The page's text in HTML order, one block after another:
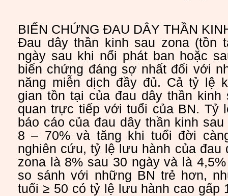
BIẾN CHỨNG ĐAU DÂY THẦN
Đau dây thần kinh sau zona (tồn
ngày sau khi nổi phát ban hoặc
biến chứng đáng sợ nhất đối với
năng miễn dịch đầy đủ. Cả tỷ lệ
gian tồn tại của đau dây thần kinh
quan trực tiếp với tuổi của BN. Tỷ
báo cáo của đau dây thần kinh
8 – 70% và tăng khi tuổi đời
nghiên cứu, tỷ lệ lưu hành của đau
zona là 8% sau 30 ngày và là
so sánh với những BN trẻ hơn,
tuổi ≥ 50 có tỷ lệ lưu hành cao gấp